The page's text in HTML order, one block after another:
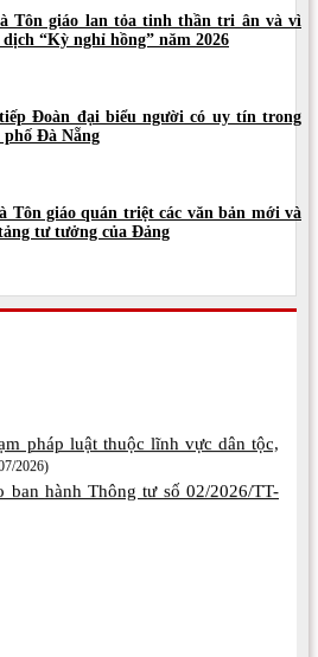
Tôn giáo lan tỏa tinh thần tri ân và vì
“Kỳ nghỉ hồng” năm 2026
Đoàn đại biểu người có uy tín trong
phố Đà Nẵng
Tôn giáo quán triệt các văn bản mới và
tư tưởng của Đảng
2026)
hành Thông tư số 02/2026/TT-